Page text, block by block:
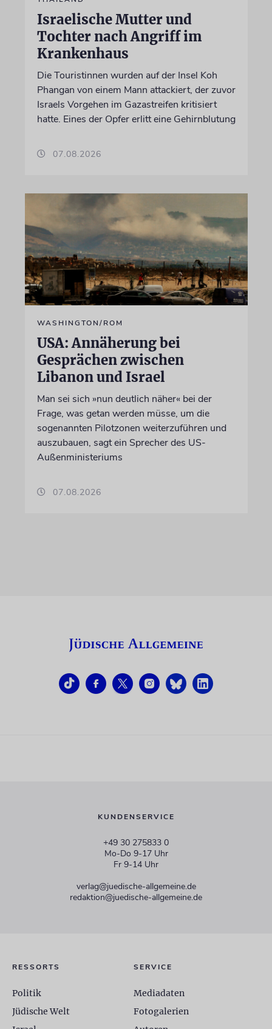
Israelische Mutter und
Tochter nach Angriff im
Krankenhaus
Die Touristinnen wurden auf der Insel Koh
Phangan von einem Mann attackiert, der zuvor
Israels Vorgehen im Gazastreifen kritisiert
hatte. Eines der Opfer erlitt eine Gehirnblutung
07.08.2026
WASHINGTON/ROM
USA: Annäherung bei
Gesprächen zwischen
Libanon und Israel
Man sei sich »nun deutlich näher« bei der
Frage, was getan werden müsse, um die
sogenannten Pilotzonen weiterzuführen und
auszubauen, sagt ein Sprecher des US-
Außenministeriums
07.08.2026
KUNDENSERVICE
+49 30 275833 0
Mo-Do 9-17 Uhr
Fr 9-14 Uhr
verlag@juedische-allgemeine.de
redaktion@juedische-allgemeine.de
RESSORTS
Politik
Jüdische Welt
SERVICE
Mediadaten
Fotogalerien